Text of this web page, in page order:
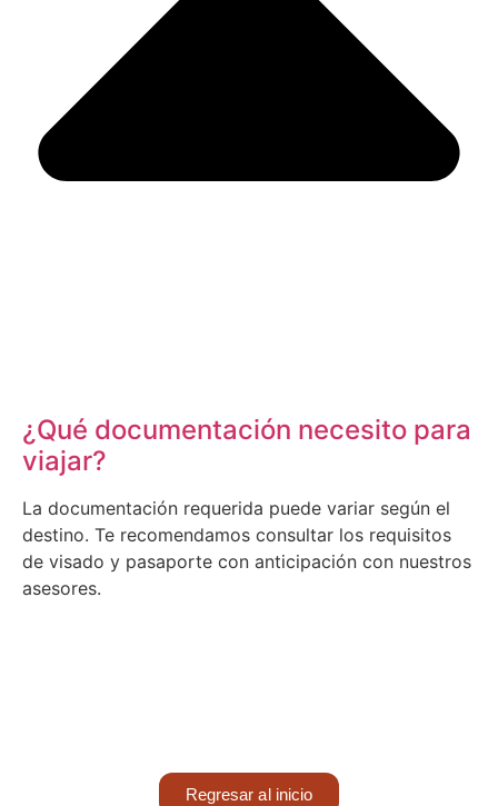
¿Qué documentación necesito para
viajar?
La documentación requerida puede variar según el
destino. Te recomendamos consultar los requisitos
de visado y pasaporte con anticipación con nuestros
asesores.
Regresar al inicio